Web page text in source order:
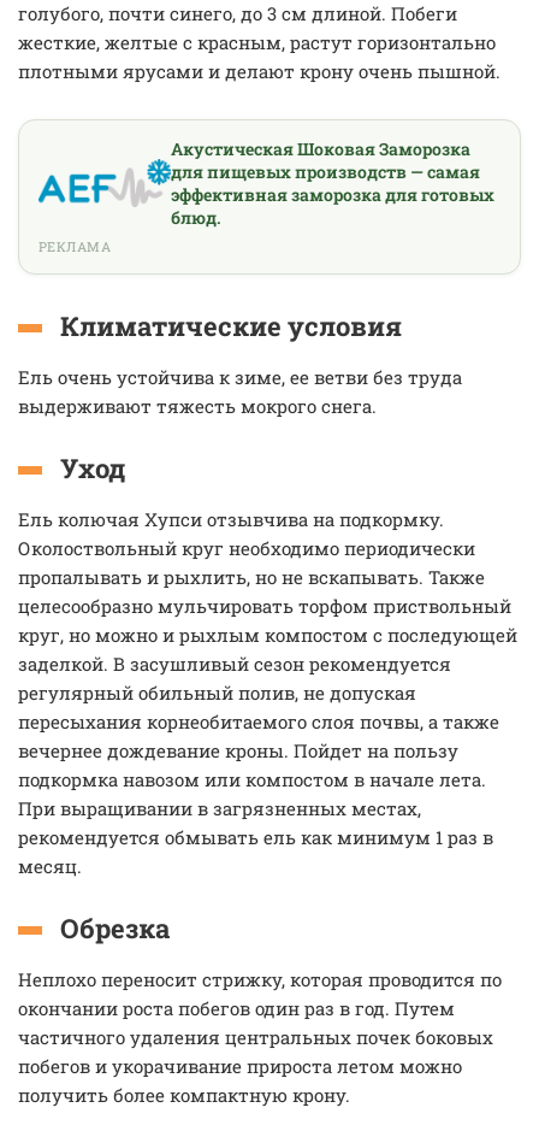
голубого, почти синего, до 3 см длиной. Побеги
жесткие, желтые с красным, растут горизонтально
плотными ярусами и делают крону очень пышной.
Акустическая Шоковая Заморозка
для пищевых производств — самая
эффективная заморозка для готовых
блюд.
РЕКЛАМА
Климатические условия
Ель очень устойчива к зиме, ее ветви без труда
выдерживают тяжесть мокрого снега.
Уход
Ель колючая Хупси отзывчива на подкормку.
Околоствольный круг необходимо периодически
пропалывать и рыхлить, но не вскапывать. Также
целесообразно мульчировать торфом приствольный
круг, но можно и рыхлым компостом с последующей
заделкой. В засушливый сезон рекомендуется
регулярный обильный полив, не допуская
пересыхания корнеобитаемого слоя почвы, а также
вечернее дождевание кроны. Пойдет на пользу
подкормка навозом или компостом в начале лета.
При выращивании в загрязненных местах,
рекомендуется обмывать ель как минимум 1 раз в
месяц.
Обрезка
Неплохо переносит стрижку, которая проводится по
окончании роста побегов один раз в год. Путем
частичного удаления центральных почек боковых
побегов и укорачивание прироста летом можно
получить более компактную крону.